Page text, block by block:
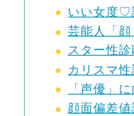
いい女度♡
芸能人「顔
スター性診
カリスマ
「声優」
顔面偏差値